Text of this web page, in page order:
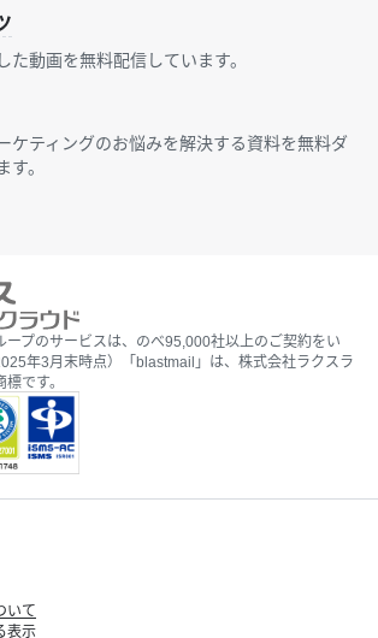
た動画を無料配信しています。
ケティングのお悩みを解決する資料を無料ダ
す。
ープのサービスは、のべ95,000社以上のご契約をい
年3月末時点）「blastmail」は、株式会社ラクスラ
です。
いて
表示